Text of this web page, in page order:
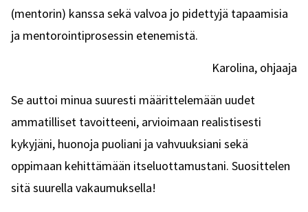
(mentorin) kanssa sekä valvoa jo pidettyjä tapaamisia
ja mentorointiprosessin etenemistä.
Karolina, ohjaaja
Se auttoi minua suuresti määrittelemään uudet
ammatilliset tavoitteeni, arvioimaan realistisesti
kykyjäni, huonoja puoliani ja vahvuuksiani sekä
oppimaan kehittämään itseluottamustani. Suosittelen
sitä suurella vakaumuksella!